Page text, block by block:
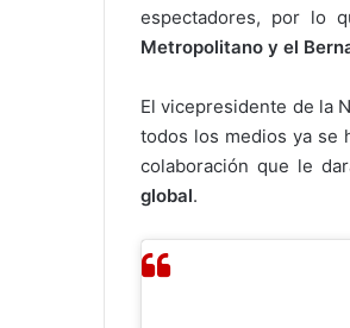
espectadores, por lo
Metropolitano y el
El vicepresidente de la
todos los medios ya se
colaboración que le
global.